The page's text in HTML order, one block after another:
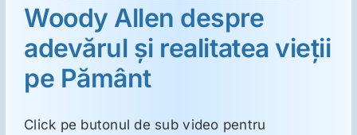
Ginecologie
Mesajele lui Reichelt
Woody Allen despre
adevărul şi realitatea vieţii
pe Pământ
Click pe butonul de sub video pentru